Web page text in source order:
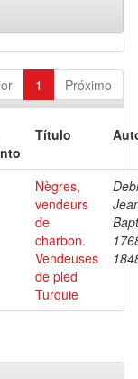
1 Próximo
Título
Nègres,
vendeurs
de
charbon.
Vendeuses
de pled
Turquie